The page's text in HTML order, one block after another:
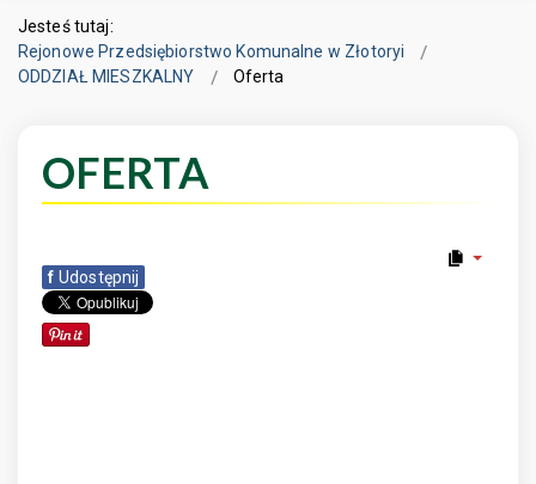
Jesteś tutaj:
Rejonowe Przedsiębiorstwo Komunalne w Złotoryi
ODDZIAŁ MIESZKALNY
Oferta
OFERTA
f Udostępnij